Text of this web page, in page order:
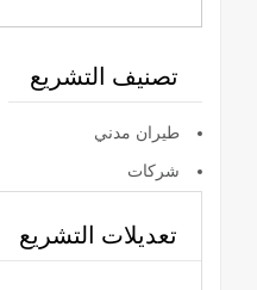
تصنيف التشريع
طيران مدني
شركات
تعديلات التشريع